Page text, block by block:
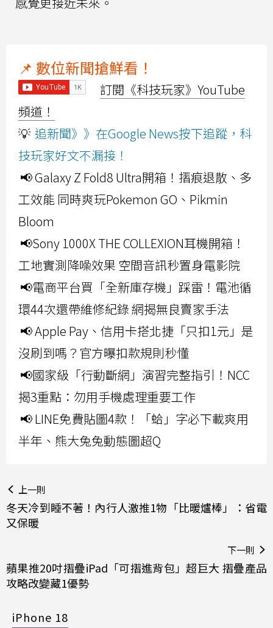
📌 數位新聞搶鮮看！
訂閱《科技玩家》YouTube
頻道！
💡 追新聞》》在Google News按下追蹤，科
技玩家好文不漏接！
📢 Galaxy Z Fold8 Ultra開箱！摺痕退散、多
工效能 同時爽玩Pokemon GO、Pikmin
Bloom
📢Sony 1000X THE COLLEXION耳機開箱！
工地實測降噪效果 空間音訊秒置身電影院
📢電商平台買「全新庫存機」踩雷！電池循
環44次還帶維修紀錄 網揭無良賣家手法
📢 Apple Pay、信用卡搭北捷「只扣1元」是
沒刷到嗎？官方曝扣款規則秒懂
📢國家級「行動斷網」演習完整指引！NCC
揭3重點：勿用手機處理重要工作
📢 LINE免費貼圖4款！「蛤」字必下載爽用
半年、熊大兔兔動態圖超Q
上一則
冬天冷到睡不著！內行人激推1物「比暖爐棒」：省電
又保暖
下一則
蘋果推20吋摺疊iPad「可摺進背包」超巨大 摺疊產品
攻略改變藏1優勢
iPhone 18